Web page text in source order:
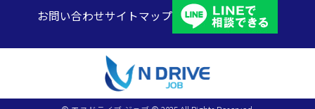
お問い合わせサイトマップ